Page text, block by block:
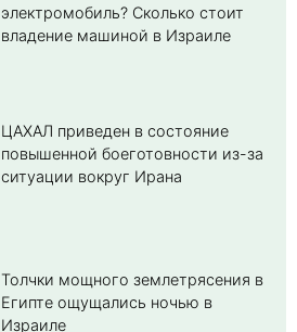
электромобиль? Cколько стоит
владение машиной в Израиле
ЦАХАЛ приведен в состояние
повышенной боеготовности из-за
ситуации вокруг Ирана
Толчки мощного землетрясения в
Египте ощущались ночью в
Израиле